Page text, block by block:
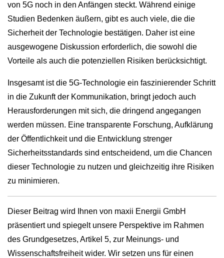
von 5G noch in den Anfängen steckt. Während einige
Studien Bedenken äußern, gibt es auch viele, die die
Sicherheit der Technologie bestätigen. Daher ist eine
ausgewogene Diskussion erforderlich, die sowohl die
Vorteile als auch die potenziellen Risiken berücksichtigt.
Insgesamt ist die 5G-Technologie ein faszinierender Schritt
in die Zukunft der Kommunikation, bringt jedoch auch
Herausforderungen mit sich, die dringend angegangen
werden müssen. Eine transparente Forschung, Aufklärung
der Öffentlichkeit und die Entwicklung strenger
Sicherheitsstandards sind entscheidend, um die Chancen
dieser Technologie zu nutzen und gleichzeitig ihre Risiken
zu minimieren.
Dieser Beitrag wird Ihnen von maxii Energii GmbH
präsentiert und spiegelt unsere Perspektive im Rahmen
des Grundgesetzes, Artikel 5, zur Meinungs- und
Wissenschaftsfreiheit wider. Wir setzen uns für einen